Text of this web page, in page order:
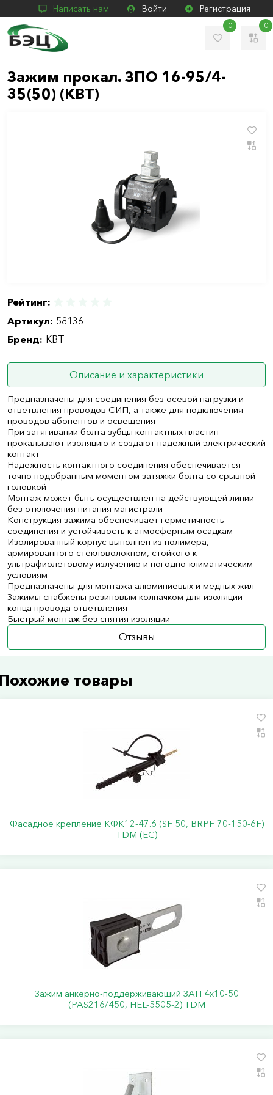
Написать нам Войти Регистрация
0 0
Зажим прокал. ЗПО 16-95/4-
35(50) (КВТ)
Рейтинг:
Артикул: 58136
Бренд: КВТ
Описание и характеристики
Предназначены для соединения без осевой нагрузки и
ответвления проводов СИП, а также для подключения
проводов абонентов и освещения
При затягивании болта зубцы контактных пластин
прокалывают изоляцию и создают надежный электрический
контакт
Надежность контактного соединения обеспечивается
точно подобранным моментом затяжки болта со срывной
головкой
Монтаж может быть осуществлен на действующей линии
без отключения питания магистрали
Конструкция зажима обеспечивает герметичность
соединения и устойчивость к атмосферным осадкам
Изолированный корпус выполнен из полимера,
армированного стекловолокном, стойкого к
ультрафиолетовому излучению и погодно-климатическим
условиям
Предназначены для монтажа алюминиевых и медных жил
Зажимы снабжены резиновым колпачком для изоляции
конца провода ответвления
Быстрый монтаж без снятия изоляции
Отзывы
товары
Фасадное крепление КФК12-47.6 (SF 50, BRPF 70-150-6F)
TDM (ЕС)
Зажим анкерно-поддерживающий ЗАП 4х10-50
(PAS216/450, HEL-5505-2) TDM